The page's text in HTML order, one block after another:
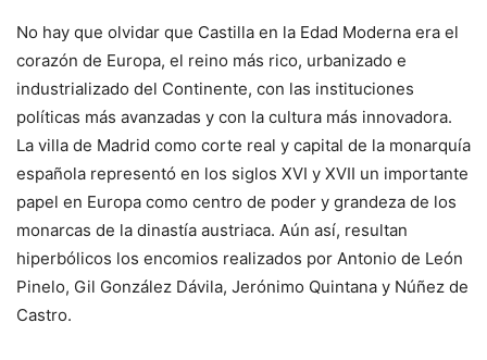
No hay que olvidar que Castilla en la Edad Moderna era el
corazón de Europa, el reino más rico, urbanizado e
industrializado del Continente, con las instituciones
políticas más avanzadas y con la cultura más innovadora.
La villa de Madrid como corte real y capital de la monarquía
española representó en los siglos XVI y XVII un importante
papel en Europa como centro de poder y grandeza de los
monarcas de la dinastía austriaca. Aún así, resultan
hiperbólicos los encomios realizados por Antonio de León
Pinelo, Gil González Dávila, Jerónimo Quintana y Núñez de
Castro.